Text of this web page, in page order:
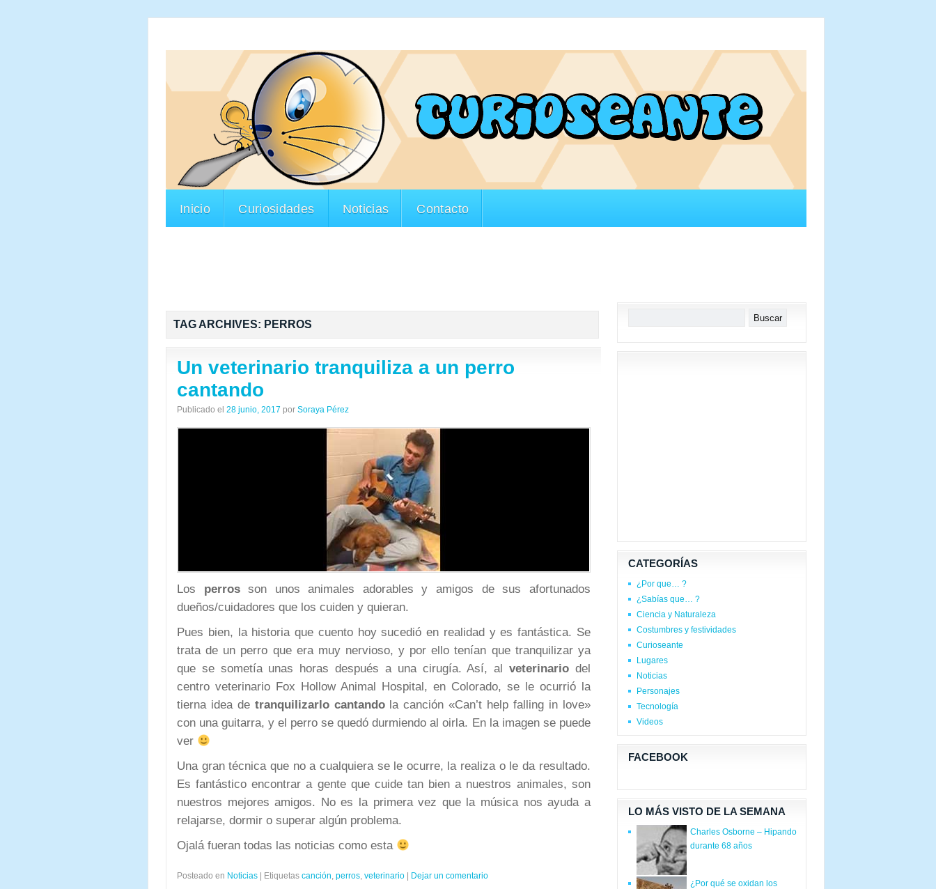
Inicio Curiosidades Noticias Contacto
TAG ARCHIVES: PERROS
Un veterinario tranquiliza a un perro
cantando
Publicado el 28 junio, 2017 por Soraya Pérez
Los perrosson unos animales adorables y amigos de sus afortunados
dueños/cuidadores que los cuiden y quieran.
Pues bien, la historia que cuento hoy sucedió en realidad y es fantástica. Se
trata de un perro que era muy nervioso, y por ello tenían que tranquilizar ya
que se sometía unas horas después a una cirugía. Así, al veterinariodel
centro veterinario Fox Hollow Animal Hospital, en Colorado, se le ocurrió la
tierna idea de tranquilizarlo cantandola canción «Can’t help falling in love»
con una guitarra, y el perro se quedó durmiendo al oirla. En la imagen se puede
ver
Una gran técnica que no a cualquiera se le ocurre, la realiza o le da resultado.
Es fantástico encontrar a gente que cuide tan bien a nuestros animales, son
nuestros mejores amigos. No es la primera vez que la música nos ayuda a
relajarse, dormir o superar algún problema.
Ojalá fueran todas las noticias como esta
Posteado en Noticias Etiquetas canción, perros, veterinario Dejar un comentario
CATEGORÍAS
¿Por que… ?
¿Sabías que… ?
Ciencia y Naturaleza
Costumbres y festividades
Curioseante
Lugares
Noticias
Personajes
Tecnología
Videos
FACEBOOK
LO MÁS VISTO DE LA SEMANA
Charles Osborne – Hipando
durante 68 años
¿Por qué se oxidan los